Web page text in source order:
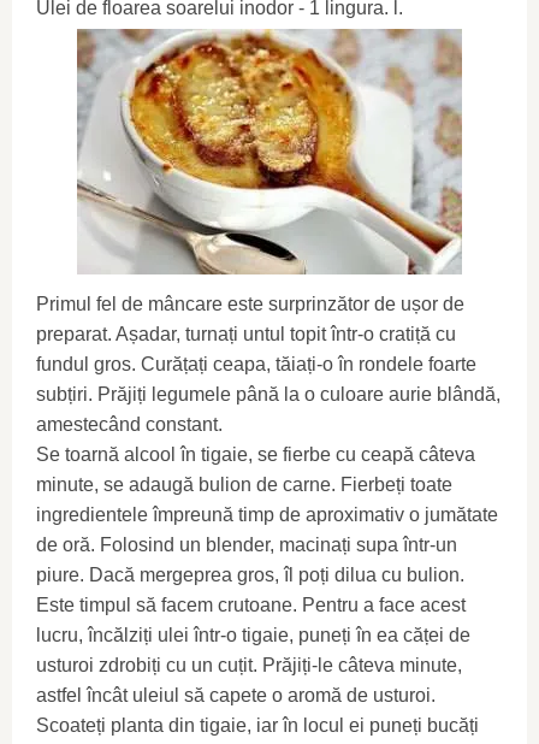
Ulei de floarea soarelui inodor - 1 lingura. l.
Primul fel de mâncare este surprinzător de ușor de
preparat. Așadar, turnați untul topit într-o cratiță cu
fundul gros. Curățați ceapa, tăiați-o în rondele foarte
subțiri. Prăjiți legumele până la o culoare aurie blândă,
amestecând constant.
Se toarnă alcool în tigaie, se fierbe cu ceapă câteva
minute, se adaugă bulion de carne. Fierbeți toate
ingredientele împreună timp de aproximativ o jumătate
de oră. Folosind un blender, macinați supa într-un
piure. Dacă mergeprea gros, îl poți dilua cu bulion.
Este timpul să facem crutoane. Pentru a face acest
lucru, încălziți ulei într-o tigaie, puneți în ea căței de
usturoi zdrobiți cu un cuțit. Prăjiți-le câteva minute,
astfel încât uleiul să capete o aromă de usturoi.
Scoateți planta din tigaie, iar în locul ei puneți bucăți